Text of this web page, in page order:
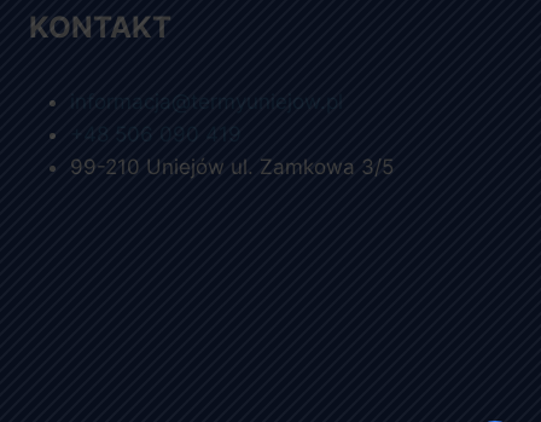
KONTAKT
informacja@termyuniejow.pl
+48 506 090 419
99-210 Uniejów ul. Zamkowa 3/5